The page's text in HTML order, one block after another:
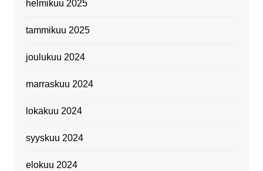
helmikuu 2025
tammikuu 2025
joulukuu 2024
marraskuu 2024
lokakuu 2024
syyskuu 2024
elokuu 2024